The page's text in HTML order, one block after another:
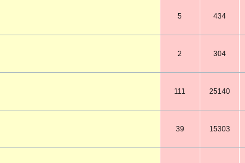
5 434
2 304
111 25140
39 15303